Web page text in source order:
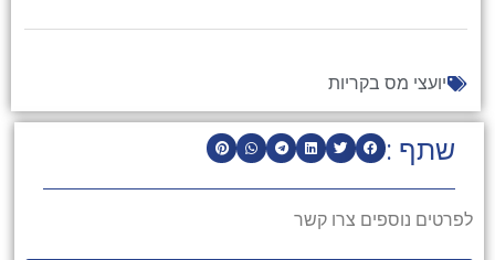
שתף :
לפרטים נוספים צרו קשר
יועצי מס בקריות